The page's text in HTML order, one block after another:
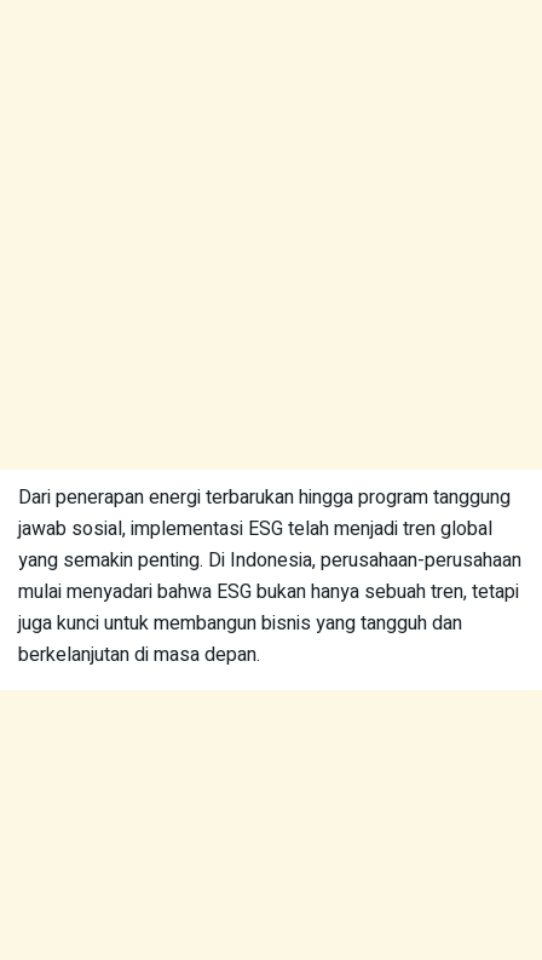
Dari penerapan energi terbarukan hingga program tanggung
jawab sosial, implementasi ESG telah menjadi tren global
yang semakin penting. Di Indonesia, perusahaan-perusahaan
mulai menyadari bahwa ESG bukan hanya sebuah tren, tetapi
juga kunci untuk membangun bisnis yang tangguh dan
berkelanjutan di masa depan.